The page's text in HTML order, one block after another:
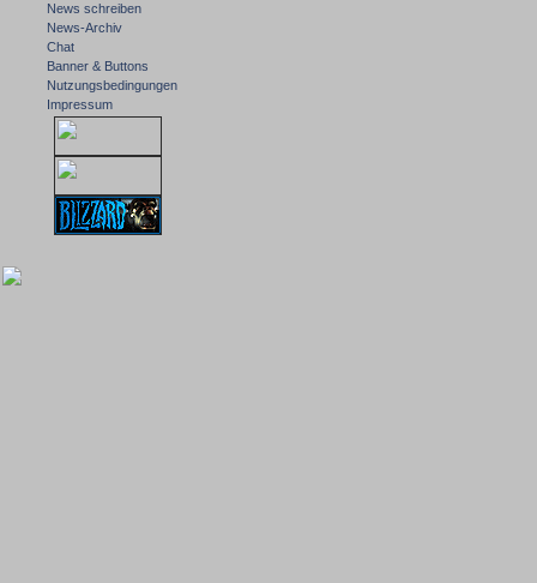
News schreiben
News-Archiv
Chat
Banner & Buttons
Nutzungsbedingungen
Impressum